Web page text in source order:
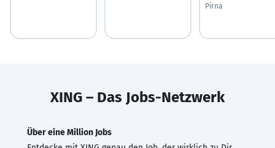
Pirna
XING – Das Jobs-Netzwerk
Über eine Million Jobs